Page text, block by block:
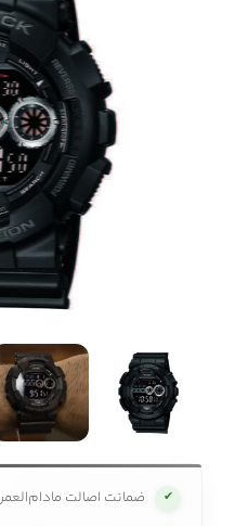
✔ ضمانت اصالت مادام‌العمر